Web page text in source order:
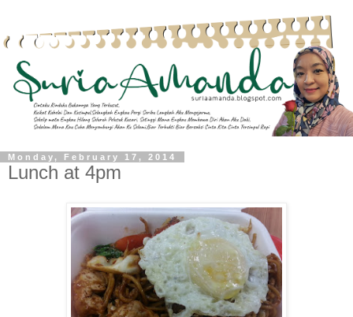
Monday, February 17, 2014
Lunch at 4pm